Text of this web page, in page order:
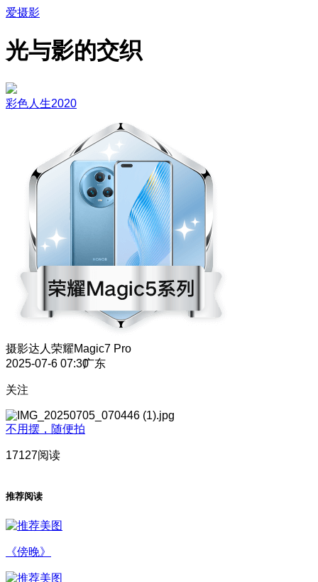
爱摄影
光与影的交织
彩色人生2020
摄影达人 荣耀Magic7 Pro
2025-07-6 07:30广东
关注
不用摆，随便拍
17127阅读
推荐阅读
《傍晚》